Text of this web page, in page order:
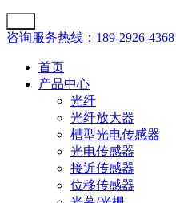
咨询服务热线：189-2926-4368
首页
产品中心
光纤
光纤放大器
槽型光电传感器
光电传感器
接近传感器
位移传感器